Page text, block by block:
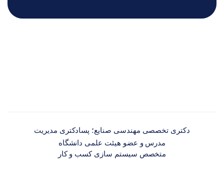
دکتری تخصصی مهندسی صنایع؛ پسادکتری مدیریت
مدرس و عضو هیئت علمی دانشگاه
متخصص سیستم سازی کسب و کار